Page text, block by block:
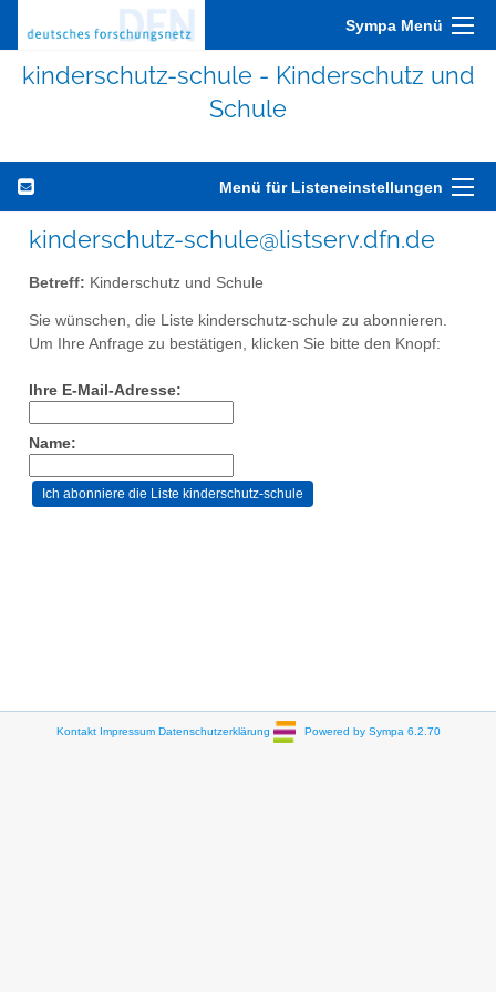
Sympa Menü
kinderschutz-schule - Kinderschutz und
Schule
Menü für Listeneinstellungen
kinderschutz-schule@listserv.dfn.de
Betreff: Kinderschutz und Schule
Sie wünschen, die Liste kinderschutz-schule zu abonnieren.
Um Ihre Anfrage zu bestätigen, klicken Sie bitte den Knopf:
Ihre E-Mail-Adresse:
Name:
Kontakt Impressum Datenschutzerklärung Powered by Sympa 6.2.70